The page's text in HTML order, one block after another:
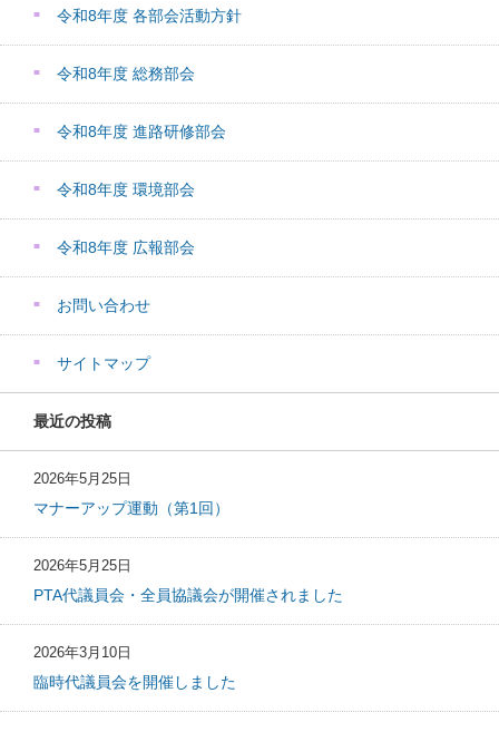
令和8年度 各部会活動方針
令和8年度 総務部会
令和8年度 進路研修部会
令和8年度 環境部会
令和8年度 広報部会
お問い合わせ
サイトマップ
最近の投稿
2026年5月25日
マナーアップ運動（第1回）
2026年5月25日
PTA代議員会・全員協議会が開催されました
2026年3月10日
臨時代議員会を開催しました